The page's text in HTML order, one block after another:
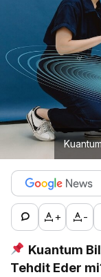
+ -
Kuantum
Tehdit Eder